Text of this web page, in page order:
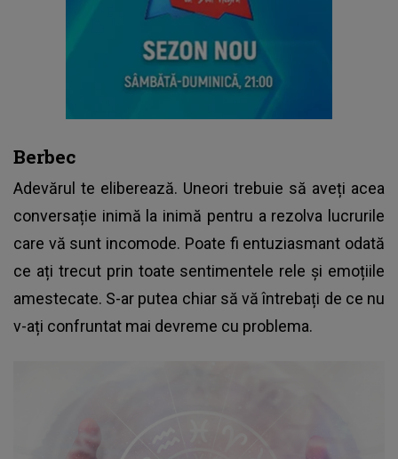
Berbec
Adevărul te eliberează. Uneori trebuie să aveți acea
conversație inimă la inimă pentru a rezolva lucrurile
care vă sunt incomode. Poate fi entuziasmant odată
ce ați trecut prin toate sentimentele rele și emoțiile
amestecate. S-ar putea chiar să vă întrebați de ce nu
v-ați confruntat mai devreme cu problema.